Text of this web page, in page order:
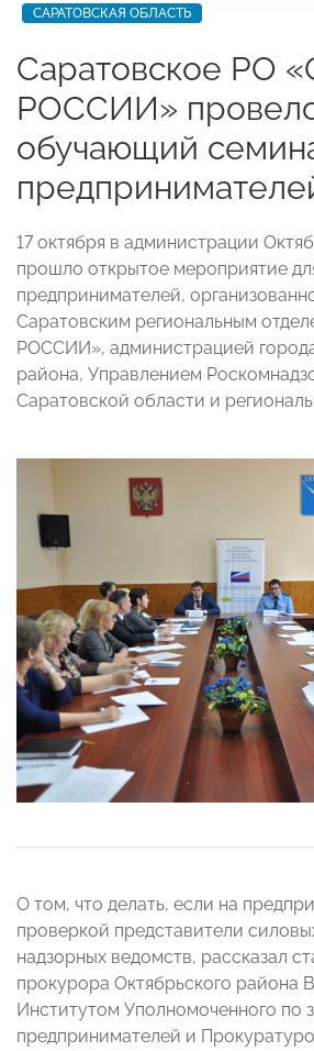
САРАТОВСКАЯ ОБЛАСТЬ
Саратовское РО
РОССИИ»
обучающий
17 октября в администрации
прошло открытое мероприятие
предпринимателей,
Саратовским региональным
РОССИИ», администрацией
района, Управлением
Саратовской области и
О том, что делать, если на
проверкой представители
надзорных ведомств, рассказал
прокурора Октябрьского района
Институтом Уполномоченного по
предпринимателей и